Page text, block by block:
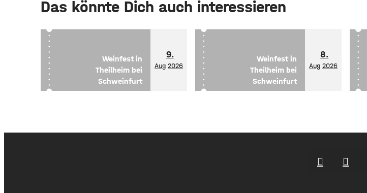
Das könnte Dich auch interessieren
Weinfest in
Theilheim bei
Schweinfurt
9.
Aug 2026
Weinfest in
Theilheim bei
Schweinfurt
8.
Aug 2026